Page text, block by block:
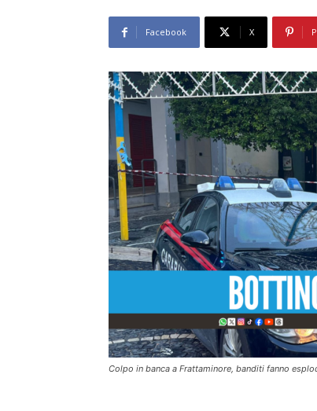
Facebook X
Colpo in banca a Frattaminore, banditi fanno